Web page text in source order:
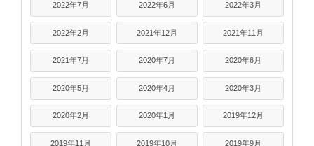
2022年7月 2022年6月 2022年3月
2022年2月 2021年12月 2021年11月
2021年7月 2020年7月 2020年6月
2020年5月 2020年4月 2020年3月
2020年2月 2020年1月 2019年12月
2019年11月 2019年10月 2019年9月